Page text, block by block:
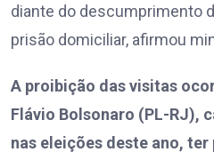
diante do descumprimento
prisão domiciliar, afirmou
A proibição das visitas
Flávio Bolsonaro (PL-RJ),
nas eleições deste ano,